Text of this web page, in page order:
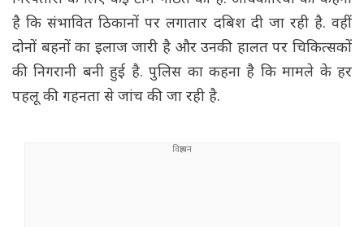
है कि संभावित ठिकानों पर लगातार दबिश दी जा रही है. वहीं
दोनों बहनों का इलाज जारी है और उनकी हालत पर चिकित्सकों
की निगरानी बनी हुई है. पुलिस का कहना है कि मामले के हर
पहलू की गहनता से जांच की जा रही है.